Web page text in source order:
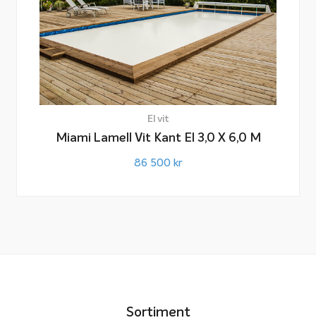
El vit
Miami Lamell Vit Kant El 3,0 X 6,0 M
86 500 kr
Sortiment